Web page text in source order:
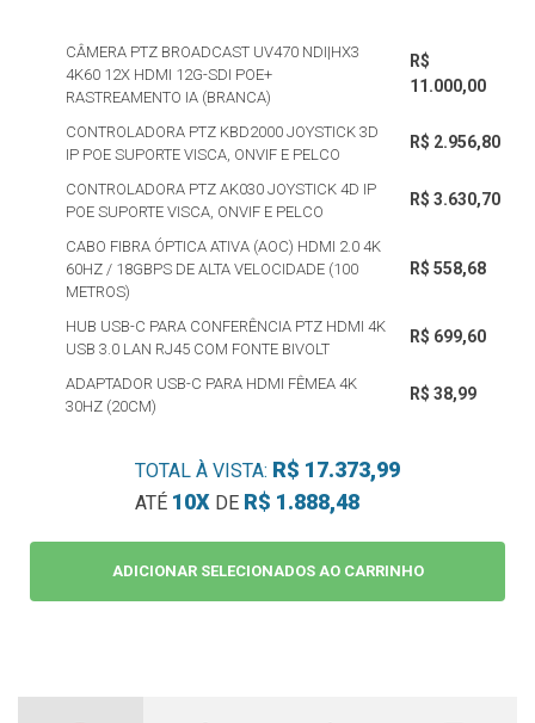
CÂMERA PTZ BROADCAST UV470 NDI|HX3
4K60 12X HDMI 12G-SDI POE+
RASTREAMENTO IA (BRANCA)
R$
11.000,00
CONTROLADORA PTZ KBD2000 JOYSTICK 3D
IP POE SUPORTE VISCA, ONVIF E PELCO
R$ 2.956,80
CONTROLADORA PTZ AK030 JOYSTICK 4D IP
POE SUPORTE VISCA, ONVIF E PELCO
R$ 3.630,70
CABO FIBRA ÓPTICA ATIVA (AOC) HDMI 2.0 4K
60HZ / 18GBPS DE ALTA VELOCIDADE (100
METROS)
R$ 558,68
HUB USB-C PARA CONFERÊNCIA PTZ HDMI 4K
USB 3.0 LAN RJ45 COM FONTE BIVOLT
R$ 699,60
ADAPTADOR USB-C PARA HDMI FÊMEA 4K
30HZ (20CM)
R$ 38,99
ADICIONAR SELECIONADOS AO CARRINHO
TOTAL À VISTA: R$ 17.373,99
ATÉ 10X DE R$ 1.888,48